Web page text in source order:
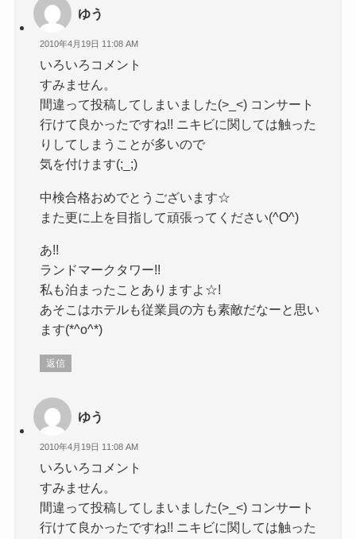
ゆう
2010年4月19日 11:08 AM
いろいろコメント
すみません。
間違って投稿してしまいました(>_<) コンサート
行けて良かったですね!! ニキビに関しては触った
りしてしまうことが多いので
気を付けます(;_;)
中検合格おめでとうございます☆
また更に上を目指して頑張ってください(^O^)
あ!!
ランドマークタワー!!
私も泊まったことありますよ☆!
あそこはホテルも従業員の方も素敵だなーと思い
ます(*^o^*)
返信
ゆう
2010年4月19日 11:08 AM
いろいろコメント
すみません。
間違って投稿してしまいました(>_<) コンサート
行けて良かったですね!! ニキビに関しては触った